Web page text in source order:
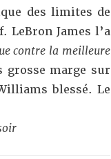
des limites de
LeBron James l’a
contre la meilleure
grosse marge sur
blessé. Le